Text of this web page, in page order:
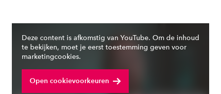
Deze content is afkomstig van YouTube. Om de inhoud
te bekijken, moet je eerst toestemming geven voor
marketingcookies.
Open cookievoorkeuren